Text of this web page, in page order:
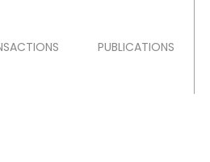
PUBLICATIONS